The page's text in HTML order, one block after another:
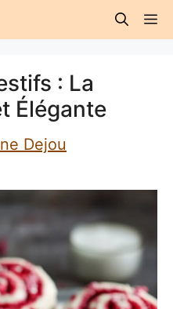
: La
Élégante
Dejou